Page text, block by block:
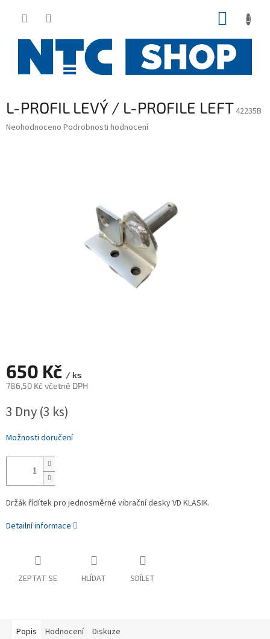
L-PROFIL LEVÝ / L-PROFILE LEFT 42235B
Průměrné
Neohodnoceno Podrobnosti hodnocení
650 Kč / ks
786,50 Kč včetně DPH
cena:
3 Dny(3 ks)
Možnosti doručení
Držák řídítek pro jednosměrné vibrační desky VD KLASIK.
Detailní informace
ZEPTAT SE HLÍDAT SDÍLET
Popis Hodnocení Diskuze